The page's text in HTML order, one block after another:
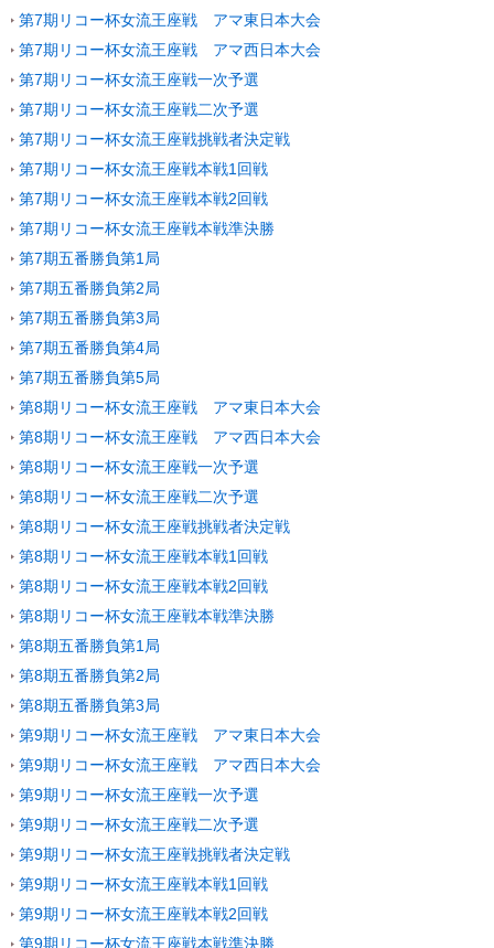
第7期リコー杯女流王座戦 アマ東日本大会
第7期リコー杯女流王座戦 アマ西日本大会
第7期リコー杯女流王座戦一次予選
第7期リコー杯女流王座戦二次予選
第7期リコー杯女流王座戦挑戦者決定戦
第7期リコー杯女流王座戦本戦1回戦
第7期リコー杯女流王座戦本戦2回戦
第7期リコー杯女流王座戦本戦準決勝
第7期五番勝負第1局
第7期五番勝負第2局
第7期五番勝負第3局
第7期五番勝負第4局
第7期五番勝負第5局
第8期リコー杯女流王座戦 アマ東日本大会
第8期リコー杯女流王座戦 アマ西日本大会
第8期リコー杯女流王座戦一次予選
第8期リコー杯女流王座戦二次予選
第8期リコー杯女流王座戦挑戦者決定戦
第8期リコー杯女流王座戦本戦1回戦
第8期リコー杯女流王座戦本戦2回戦
第8期リコー杯女流王座戦本戦準決勝
第8期五番勝負第1局
第8期五番勝負第2局
第8期五番勝負第3局
第9期リコー杯女流王座戦 アマ東日本大会
第9期リコー杯女流王座戦 アマ西日本大会
第9期リコー杯女流王座戦一次予選
第9期リコー杯女流王座戦二次予選
第9期リコー杯女流王座戦挑戦者決定戦
第9期リコー杯女流王座戦本戦1回戦
第9期リコー杯女流王座戦本戦2回戦
第9期リコー杯女流王座戦本戦準決勝